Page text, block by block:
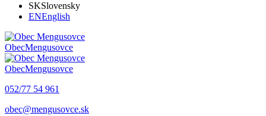
SKSlovensky
ENEnglish
ObecMengusovce
ObecMengusovce
052/77 54 961
obec@mengusovce.sk